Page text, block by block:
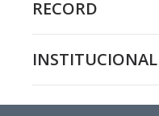
RECORD
INSTITUCIONAL